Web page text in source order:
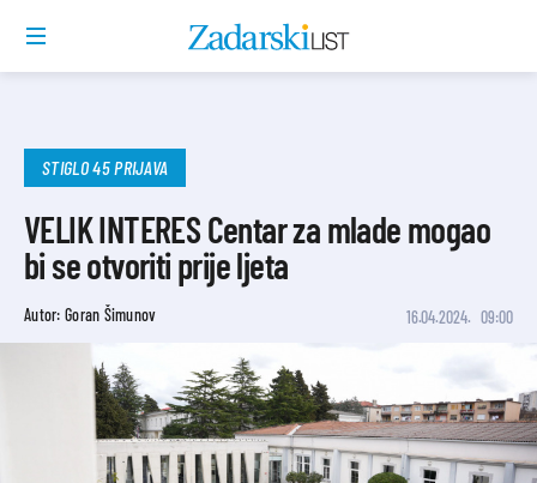
STIGLO 45 PRIJAVA
VELIK INTERES Centar za mlade mogao
bi se otvoriti prije ljeta
Autor: Goran Šimunov 16.04.2024. 09:00